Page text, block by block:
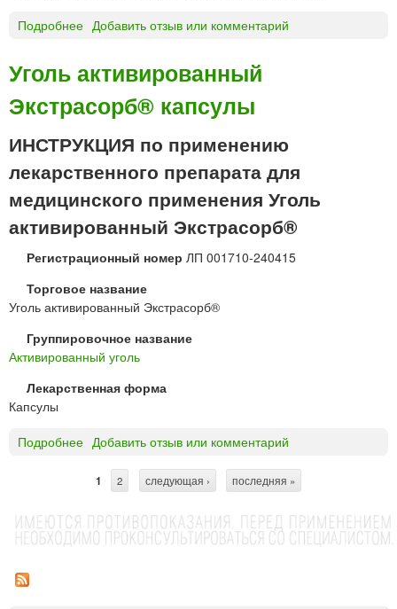
н
у
т
р
ь
«
Ф
а
р
а
т
и
»
Подробнее
О
Л
Ь
А
К
Т
И
В
И
О
В
А
Н
Ы
т
и
«
Добавить отзыв или комментарий
Уголь активированный
Экстрасорб® капсулы
ИНСТРУКЦИЯ по применению
лекарственного препарата для
медицинского применения Уголь
активированный Экстрасорб®
Регистрационный номер ЛП 001710-240415
Торговое название
Уголь активированный Экстрасорб®
Группировочное название
Активированный уголь
Лекарственная форма
Капсулы
Подробнее
л
ь
Добавить отзыв или комментарий
т
а
1 2 следующая › последняя »